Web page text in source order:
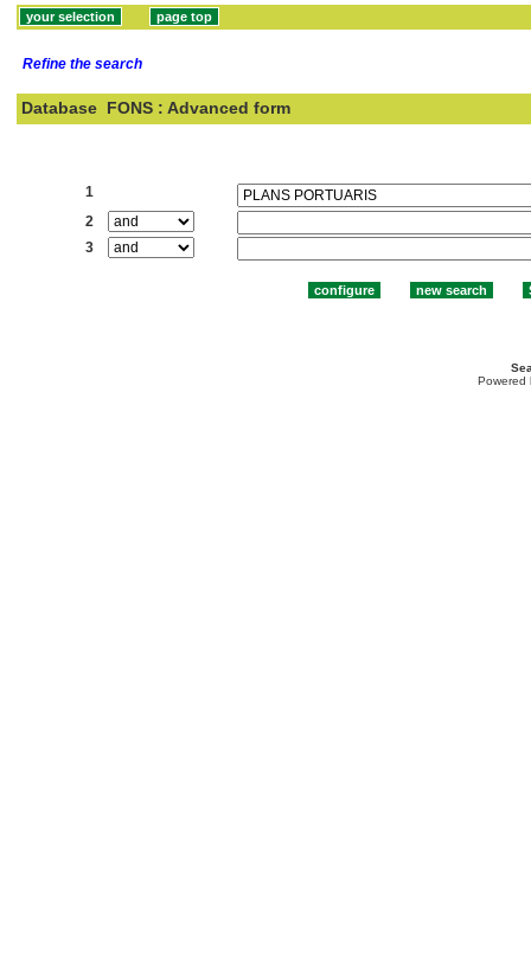
Refine the search
Database FONS : Advanced form
1
2
3